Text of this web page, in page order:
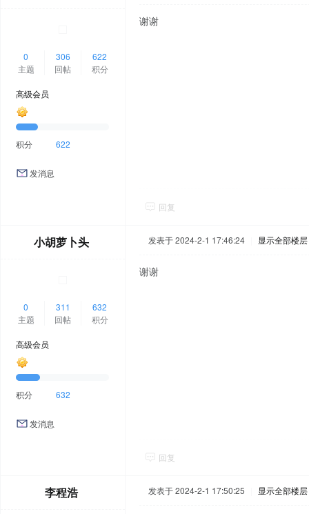
0
主题
306
回帖
622
积分
高级会员
积分 622
发消息
谢谢
回复
小胡萝卜头
0
主题
311
回帖
632
积分
高级会员
积分 632
发消息
发表于 2024-2-1 17:46:24 显示全部楼层
谢谢
回复
李程浩 发表于 2024-2-1 17:50:25 显示全部楼层